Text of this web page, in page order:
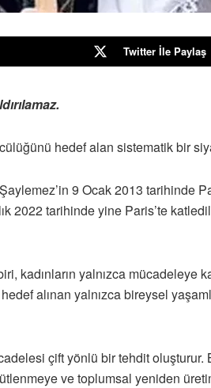
Twitter İle Paylaş
hedef alan sistematik bir
9 Ocak 2013 tarihinde
2022 tarihinde yine Paris’te
kadınların yalnızca mücadeleye
alınan yalnızca bireysel
çift yönlü bir tehdit
ve toplumsal yeniden